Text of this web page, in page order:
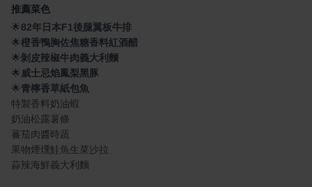
推薦菜色
🌟82年日本F1後腿翼板牛排
🌟橙香鴨胸佐焦糖香料紅酒醋
🌟剝皮辣椒牛肉義大利麵
🌟威士忌焰鳳梨黑豚
🌟青檸香草紙包魚
特製香料奶油蝦
奶油松露薯條
蕃茄肉醬時蔬
果物煙燻鮭魚生菜沙拉
蒜辣海鮮義大利麵